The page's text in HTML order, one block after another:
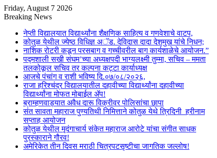
Friday, August 7 2026
Breaking News
नेप्ती विद्यालयात विद्यार्थ्यांना शैक्षणिक साहित्य व गणवेशाचे वाटप,
कोतुळ येथील ज्येष्ठ विधिज्ञ अॅड. देविदास दादा देशमुख यांचे निधन;
नाशिक रोटरी कडून परसबाग व गच्चीवरील बाग कार्यशाळेचे आयोजन.”
पद्मशाली सखी संघम’च्या अध्यक्षपदी भाग्यलक्ष्मी तुम्मा, सचिव – ममता
तलकोकूल सचिव तर कल्पना कट्टा कार्याध्यक्ष
आजचे पंचांग व राशी भविष्य दि.०७/०८/२०२६,
राजा हरिश्चंद्र विद्यालयातील दहावीच्या विद्यार्थ्यांना दहावीच्या
विद्यार्थ्यांना मोफत मोबाईल ॲप!
ब्राम्हणवाड्यात अवैध दारू विक्रीवर पोलिसांचा छापा
संत सावता महाराज पुण्यतिथी निमित्ताने कोतुळ येथे त्रिदिनी हरीनाम
सप्ताह आयोजन
कोतुळ येथील मृदंगाचार्य संकेत महाराज आरोटे यांचा संगीत साधक
पुरस्काराने गौरव!
अमेरिकेत तीन दिवस मराठी चित्रपटसृष्टीचा जागतिक जल्लोष!